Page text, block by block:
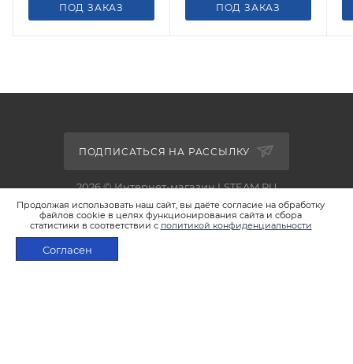
Продолжая использовать наш сайт, вы даёте согласие на обработку
файлов cookie в целях функционирования сайта и сбора
статистики в соответствии с политикой конфиденциальности
Согласен
ПОД ЗАКАЗ ПОД ЗАКАЗ
ПОДПИСАТЬСЯ НА РАССЫЛКУ
2026 © Интернет-магазин LSTEAM.RU